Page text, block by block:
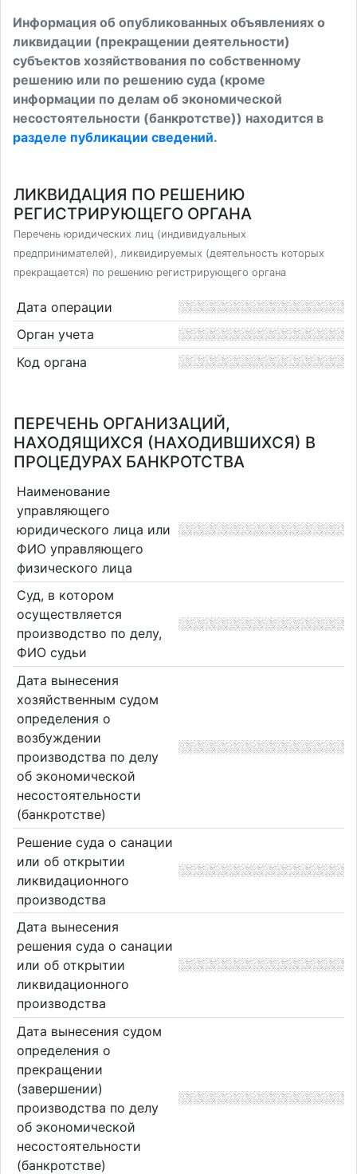
Информация об опубликованных объявлениях о
ликвидации (прекращении деятельности)
субъектов хозяйствования по собственному
решению или по решению суда (кроме
информации по делам об экономической
несостоятельности (банкротстве)) находится в
разделе публикации сведений.
ЛИКВИДАЦИЯ ПО РЕШЕНИЮ
РЕГИСТРИРУЮЩЕГО ОРГАНА
Перечень юридических лиц (индивидуальных
предпринимателей), ликвидируемых (деятельность которых
прекращается) по решению регистрирующего органа
Дата операции
Орган учета
Код органа
ПЕРЕЧЕНЬ ОРГАНИЗАЦИЙ,
НАХОДЯЩИХСЯ (НАХОДИВШИХСЯ) В
ПРОЦЕДУРАХ БАНКРОТСТВА
Наименование
управляющего
юридического лица или
ФИО управляющего
физического лица
Суд, в котором
осуществляется
производство по делу,
ФИО судьи
Дата вынесения
хозяйственным судом
определения о
возбуждении
производства по делу
об экономической
несостоятельности
(банкротстве)
Решение суда о санации
или об открытии
ликвидационного
производства
Дата вынесения
решения суда о санации
или об открытии
ликвидационного
производства
Дата вынесения судом
определения о
прекращении
(завершении)
производства по делу
об экономической
несостоятельности
(банкротстве)